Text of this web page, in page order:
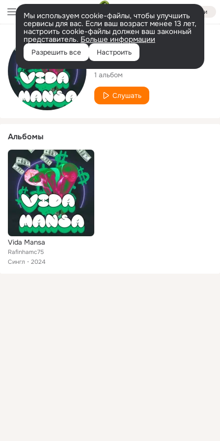
Войти
Мы используем cookie-файлы, чтобы улучшить
сервисы для вас. Если ваш возраст менее 13 лет,
настроить cookie-файлы должен ваш законный
представитель. Больше информации
Разрешить все Настроить
Исполнитель
Rafinhamc75
1 альбом
Слушать
Альбомы
Vida Mansa
Rafinhamc75
Сингл
2024